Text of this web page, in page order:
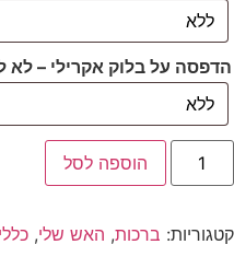
הדפסה על בלוק אקרילי – לא
הוספה לסל
קטגוריות: ברכות, האש שלי,